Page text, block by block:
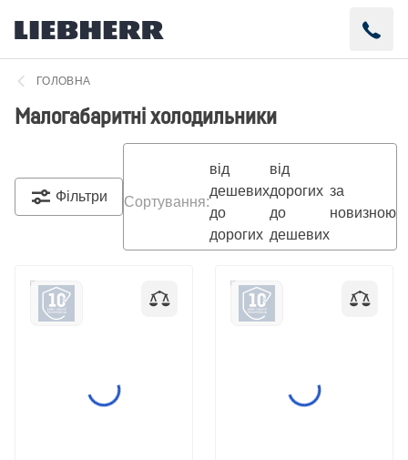
ГОЛОВНА
Малогабаритні холодильники
Фільтри Сортування:
від
дешевих
до
дорогих
від
дорогих
до
дешевих
за
новизною
Малогабаритний
холодильник Liebherr
Малогабаритний
холодильник Liebherr